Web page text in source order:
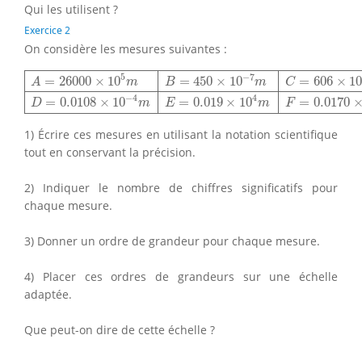
Qui les utilisent ?
Exercice 2
On considère les mesures suivantes :
A = 26000 × 105m B = 450 × 10−7m C = 606 × 10
D = 0.0108 × 10−4m E = 0.019 × 104m F = 0.0170
A=26000×105mB=450×10−7mC=606×10mD=0.0108
1) Écrire ces mesures en utilisant la notation scientifique
tout en conservant la précision.
2) Indiquer le nombre de chiffres significatifs pour
chaque mesure.
3) Donner un ordre de grandeur pour chaque mesure.
4) Placer ces ordres de grandeurs sur une échelle
adaptée.
Que peut-on dire de cette échelle ?